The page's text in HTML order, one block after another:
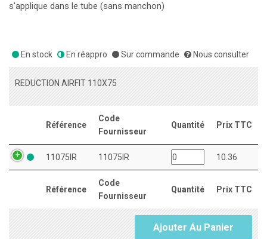
s'applique dans le tube (sans manchon)
En stock En réappro Sur commande Nous consulter
REDUCTION AIRFIT 110X75
Référence
Code
Fournisseur
Quantité Prix TTC
Référence
Code
Fournisseur
Quantité Prix TTC
11075IR 11075IR 10.36
Ajouter Au Panier